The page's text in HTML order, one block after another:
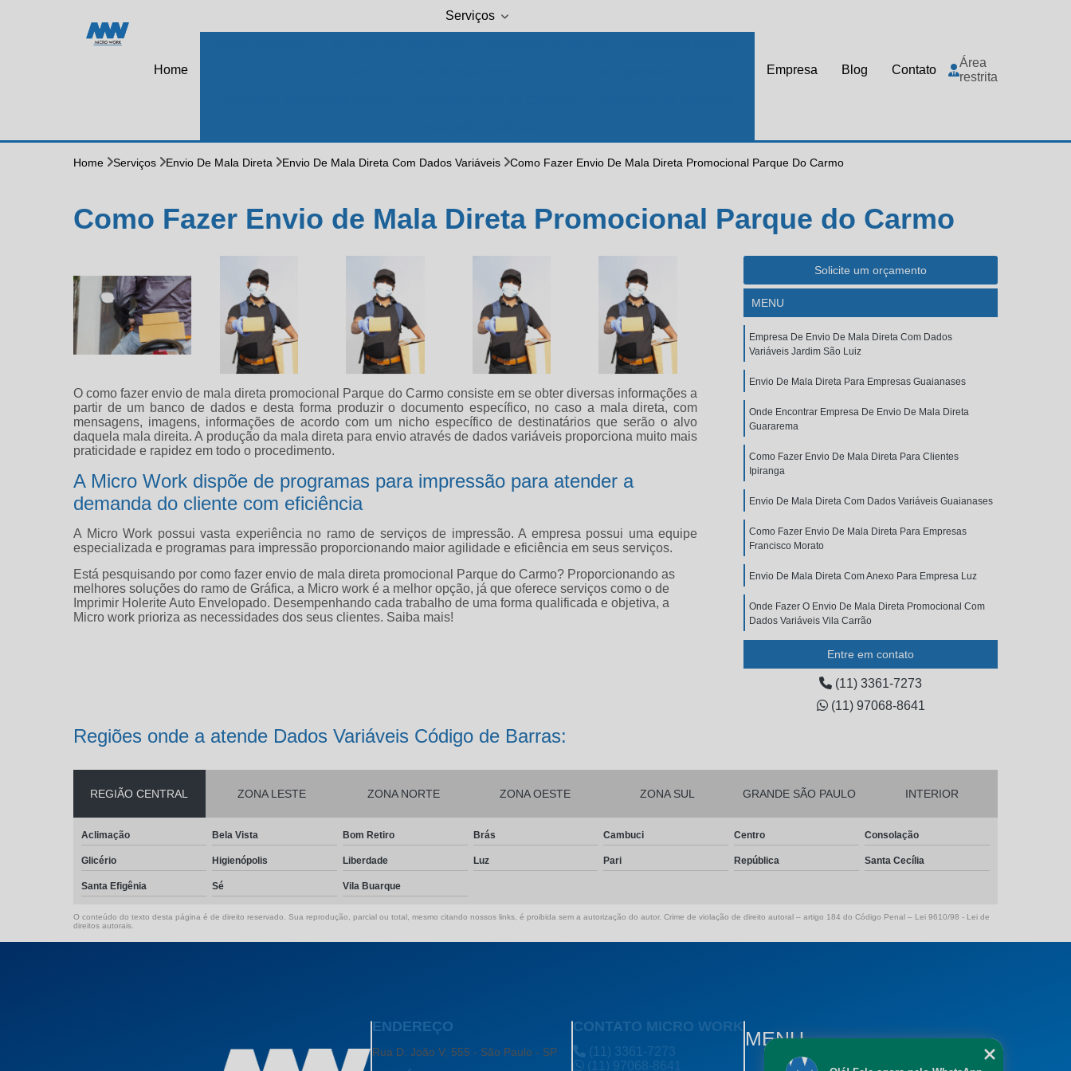
Home
Serviços
Empresa Blog Contato
Área
restrita
Home Serviços Envio De Mala Direta Envio De Mala Direta Com Dados Variáveis Como Fazer Envio De Mala Direta Promocional Parque Do Carmo
Como Fazer Envio de Mala Direta Promocional Parque do Carmo
O como fazer envio de mala direta promocional Parque do Carmo consiste em se obter diversas informações a
partir de um banco de dados e desta forma produzir o documento específico, no caso a mala direta, com
mensagens, imagens, informações de acordo com um nicho específico de destinatários que serão o alvo
daquela mala direita. A produção da mala direta para envio através de dados variáveis proporciona muito mais
praticidade e rapidez em todo o procedimento.
A Micro Work dispõe de programas para impressão para atender a
demanda do cliente com eficiência
A Micro Work possui vasta experiência no ramo de serviços de impressão. A empresa possui uma equipe
especializada e programas para impressão proporcionando maior agilidade e eficiência em seus serviços.
Está pesquisando por como fazer envio de mala direta promocional Parque do Carmo? Proporcionando as
melhores soluções do ramo de Gráfica, a Micro work é a melhor opção, já que oferece serviços como o de
Imprimir Holerite Auto Envelopado. Desempenhando cada trabalho de uma forma qualificada e objetiva, a
Micro work prioriza as necessidades dos seus clientes. Saiba mais!
Solicite um orçamento
MENU
Empresa De Envio De Mala Direta Com Dados
Variáveis Jardim São Luiz
Envio De Mala Direta Para Empresas Guaianases
Onde Encontrar Empresa De Envio De Mala Direta
Guararema
Como Fazer Envio De Mala Direta Para Clientes
Ipiranga
Envio De Mala Direta Com Dados Variáveis Guaianases
Como Fazer Envio De Mala Direta Para Empresas
Francisco Morato
Envio De Mala Direta Com Anexo Para Empresa Luz
Onde Fazer O Envio De Mala Direta Promocional Com
Dados Variáveis Vila Carrão
Onde Fazer O Envio De Mala Direta Para Empresas
Entre em contato
(11) 3361-7273
(11) 97068-8641
Regiões onde a atende Dados Variáveis Código de Barras:
REGIÃO CENTRAL ZONA LESTE ZONA NORTE ZONA OESTE ZONA SUL GRANDE SÃO PAULO INTERIOR
Aclimação Bela Vista Bom Retiro Brás Cambuci Centro Consolação
Glicério Higienópolis Liberdade Luz Pari República Santa Cecília
Santa Efigênia Sé Vila Buarque
O conteúdo do texto desta página é de direito reservado. Sua reprodução, parcial ou total, mesmo citando nossos links, é proibida sem a autorização do autor. Crime de violação de direito autoral – artigo 184 do Código Penal – Lei 9610/98 - Lei de
direitos autorais
ENDEREÇO
Rua D. João V, 555 - São Paulo - SP
CONTATO MICRO WORK
(11) 3361-7273
(11) 97068-8641
MENU